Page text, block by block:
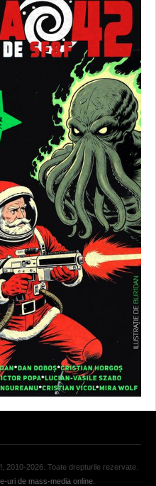
, 2010-2026. Toate drepturile rezervate.
uri de mass-media online.